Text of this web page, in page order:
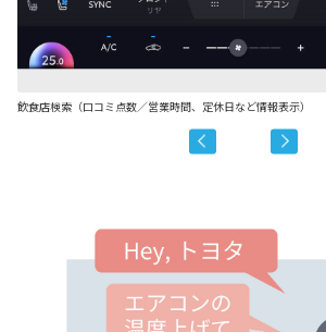
飲食店検索（口コミ点数／営業時間、定休日など情報表示）